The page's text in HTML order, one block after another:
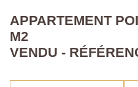
APPARTEMENT
M2
VENDU -